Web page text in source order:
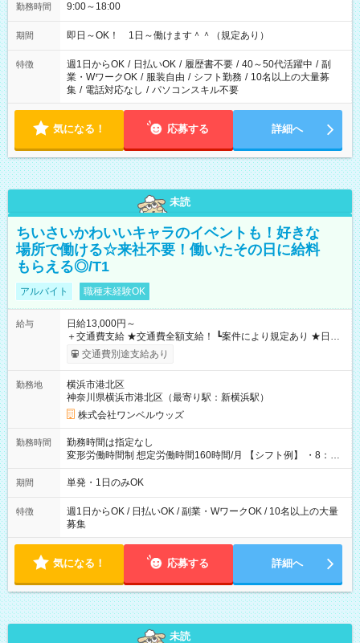
勤務時間 9:00～18:00
期間 即日～OK！ 1日～働けます＾＾（規定あり）
特徴 週1日からOK / 日払いOK / 履歴書不要 / 40～50代活躍中 / 副
業・WワークOK / 服装自由 / シフト勤務 / 10名以上の大量募
集 / 電話対応なし / パソコンスキル不要
気になる！ 応募する 詳細へ
未読
ちいさいかわいいキャラのイベントも！好きな
場所で働ける☆来社不要！働いたその日に給料
もらえる◎/T1
アルバイト 職種未経験OK
給与
日給13,000円～
＋交通費支給 ★交通費全額支給！ ┗案件により規定あり ★日払
いOK！（規定あり） ┗働いたその日に現金GET♪ お仕事後はコ
ンビニATMから 日払い分を引き落とせます！ 【試用期間】試
交通費別途支給あり
勤務地
横浜市港北区
神奈川県横浜市港北区（最寄り駅：新横浜駅）
株式会社ワンベルウッズ
勤務時間
勤務時間は指定なし
変形労働時間制 想定労働時間160時間/月 【シフト例】 ・8：00
～21：00
期間 単発・1日のみOK
特徴
週1日からOK / 日払いOK / 副業・WワークOK / 10名以上の大量
募集
気になる！ 応募する 詳細へ
未読